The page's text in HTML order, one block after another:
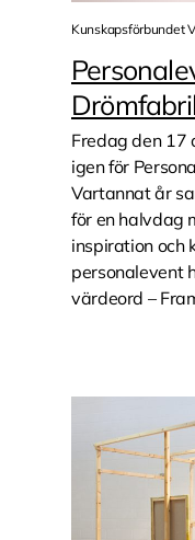
Kunskapsförbundet
Fredag den 17
igen för
Vartannat år
för en halvdag
inspiration och
personalevent
värdeord –